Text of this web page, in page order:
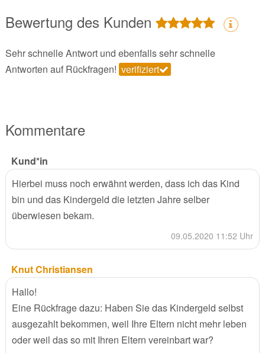
Bewertung des Kunden
Sehr schnelle Antwort und ebenfalls sehr schnelle
Antworten auf Rückfragen! verifiziert
Kommentare
Kund*in
Hierbei muss noch erwähnt werden, dass ich das Kind
bin und das Kindergeld die letzten Jahre selber
überwiesen bekam.
09.05.2020 11:52 Uhr
Knut Christiansen
Hallo!
Eine Rückfrage dazu: Haben Sie das Kindergeld selbst
ausgezahlt bekommen, weil Ihre Eltern nicht mehr leben
oder weil das so mit Ihren Eltern vereinbart war?